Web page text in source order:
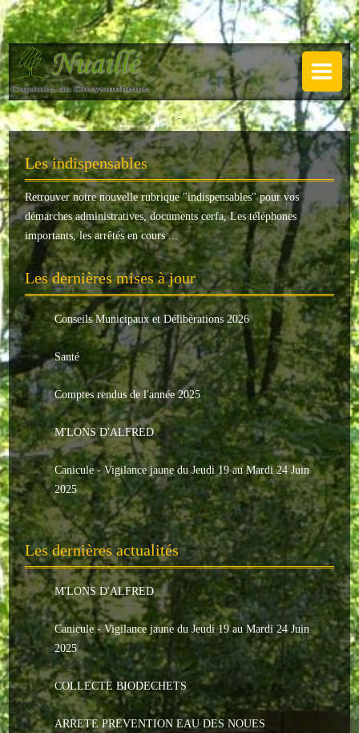
NUAILLÉ
Plan de Nuaillé
Sentiers pédestres
Guide annuel
Histoire
Galerie
LA MAIRIE
Horaires
Agence postale
Le conseil municipal
Les élus
Les commissions
Les comptes rendus
Le personnel communal
L'Echo de Nuaillé
Tarifs et locations
Galeries photos
INDISPENSABLES
Nouveaux arrivants
Le PACS
.
Les indispensables
Retrouver notre nouvelle rubrique "indispensables" pour vos
démarches administratives, documents cerfa, Les téléphones
importants, les arrêtés en cours ...
Les dernières mises à jour
Conseils Municipaux et Délibérations 2026
Santé
Comptes rendus de l'année 2025
M'LONS D'ALFRED
Canicule - Vigilance jaune du Jeudi 19 au Mardi 24 Juin
2025
Les dernières actualités
M'LONS D'ALFRED
Canicule - Vigilance jaune du Jeudi 19 au Mardi 24 Juin
2025
COLLECTE BIODECHETS
ARRETE PREVENTION EAU DES NOUES